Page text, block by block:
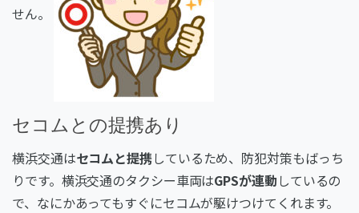
せん。
セコムとの提携あり
横浜交通はセコムと提携しているため、防犯対策もばっち
りです。横浜交通のタクシー車両はGPSが連動 しているの
で、なにかあってもすぐにセコムが駆けつけてくれます。